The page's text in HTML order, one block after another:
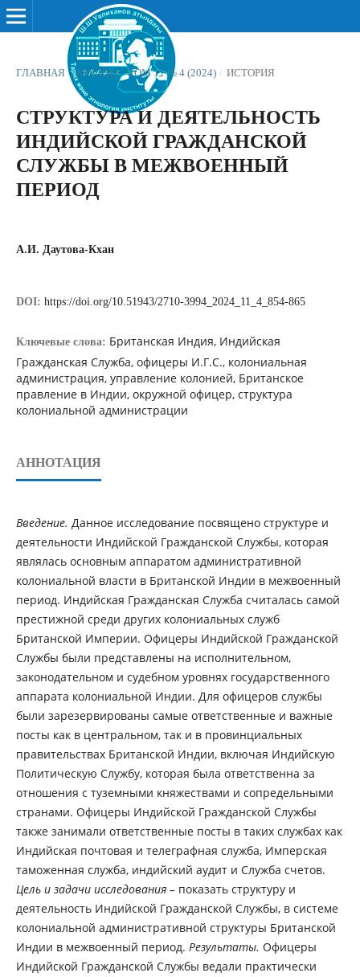
ГЛАВНАЯ / АРХИВЫ / ТОМ 11 № 4 (2024) / ИСТОРИЯ
СТРУКТУРА И ДЕЯТЕЛЬНОСТЬ
ИНДИЙСКОЙ ГРАЖДАНСКОЙ
СЛУЖБЫ В МЕЖВОЕННЫЙ
ПЕРИОД
А.И. Даутова-Кхан
DOI: https://doi.org/10.51943/2710-3994_2024_11_4_854-865
Ключевые слова: Британская Индия, Индийская
Гражданская Служба, офицеры И.Г.С., колониальная
администрация, управление колонией, Британское
правление в Индии, окружной офицер, структура
колониальной администрации
АННОТАЦИЯ
Введение. Данное исследование посвящено структуре и
деятельности Индийской Гражданской Службы, которая
являлась основным аппаратом административной
колониальной власти в Британской Индии в межвоенный
период. Индийская Гражданская Служба считалась самой
престижной среди других колониальных служб
Британской Империи. Офицеры Индийской Гражданской
Службы были представлены на исполнительном,
законодательном и судебном уровнях государственного
аппарата колониальной Индии. Для офицеров службы
были зарезервированы самые ответственные и важные
посты как в центральном, так и в провинциальных
правительствах Британской Индии, включая Индийскую
Политическую Службу, которая была ответственна за
отношения с туземными княжествами и сопредельными
странами. Офицеры Индийской Гражданской Службы
также занимали ответственные посты в таких службах как
Индийская почтовая и телеграфная служба, Имперская
таможенная служба, индийский аудит и Служба счетов.
Цель и задачи исследования – показать структуру и
деятельность Индийской Гражданской Службы, в системе
колониальной административной структуры Британской
Индии в межвоенный период. Результаты. Офицеры
Индийской Гражданской Службы ведали практически